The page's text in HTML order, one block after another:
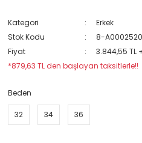
Kategori
Erkek
Stok Kodu
8-
Fiyat
3.844,55 TL
*879,63 TL den başlayan taksitlerle!!
Beden
32 34 36